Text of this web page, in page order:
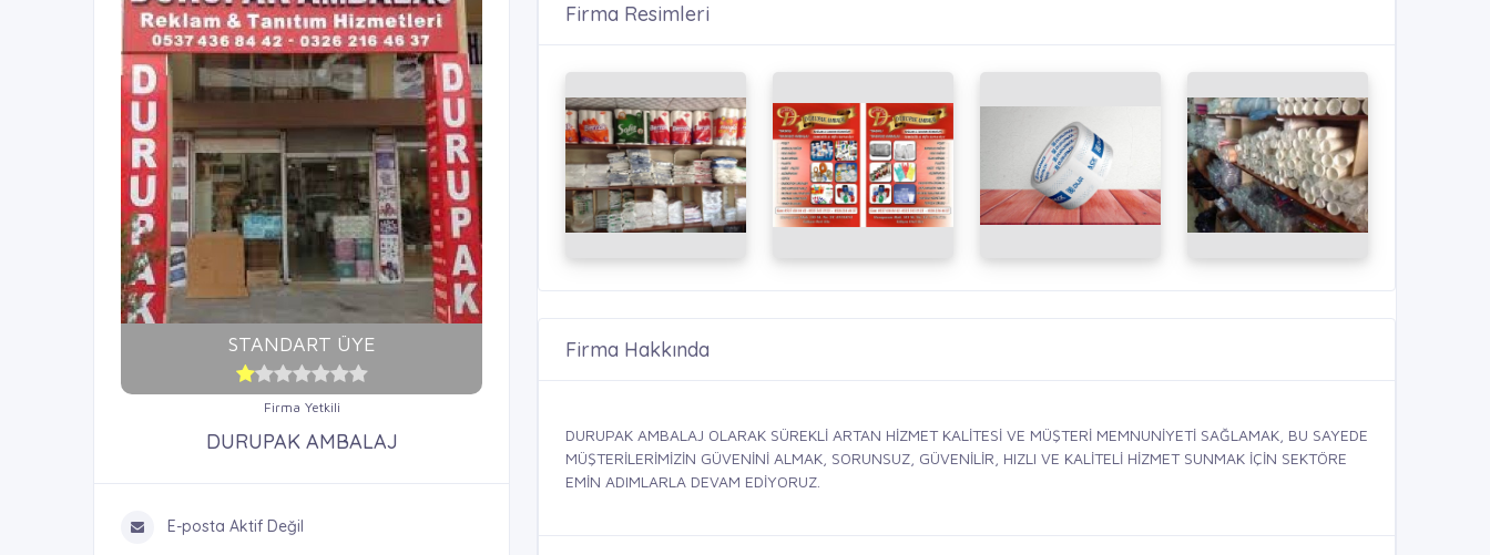
STANDART ÜYE
Firma Yetkili
DURUPAK AMBALAJ
E-posta Aktif Değil
Firma Resimleri
Firma Hakkında
DURUPAK AMBALAJ OLARAK SÜREKLİ ARTAN HİZMET KALİTESİ VE MÜŞTERİ MEMNUNİYETİ SAĞLAMAK, BU SAYEDE
MÜŞTERİLERİMİZİN GÜVENİNİ ALMAK, SORUNSUZ, GÜVENİLİR, HIZLI VE KALİTELİ HİZMET SUNMAK İÇİN SEKTÖRE
EMİN ADIMLARLA DEVAM EDİYORUZ.